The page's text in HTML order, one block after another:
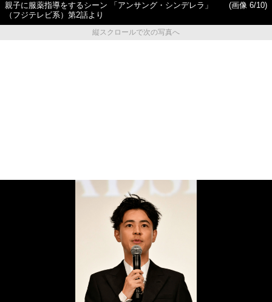
親子に服薬指導をするシーン 「アンサング・シンデレラ」
（フジテレビ系）第2話より
(画像 6/10)
縦スクロールで次の写真へ